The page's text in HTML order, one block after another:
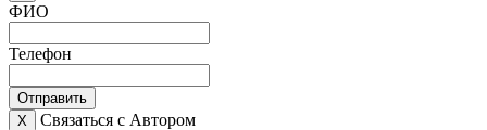
ФИО
Телефон
Отправить
X
Связаться с Автором